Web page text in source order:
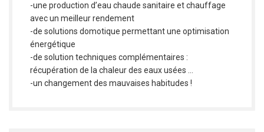
-une production d’eau chaude sanitaire et chauffage
avec un meilleur rendement
-de solutions domotique permettant une optimisation
énergétique
-de solution techniques complémentaires :
récupération de la chaleur des eaux usées …
-un changement des mauvaises habitudes !